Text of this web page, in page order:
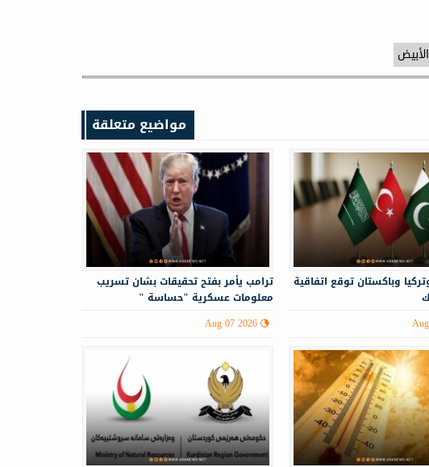
مواضيع متعلقة
ترامب يأمر بفتح تحقيقات بشان تسريب
معلومات عسكرية "حساسة "
Aug 07 2026
وباكستان توقع اتفاقية